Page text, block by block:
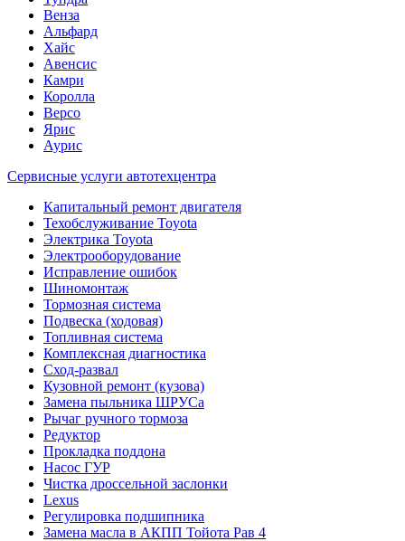
Венза
Альфард
Хайс
Авенсис
Камри
Королла
Версо
Ярис
Аурис
Сервисные услуги автотехцентра
Капитальный ремонт двигателя
Техобслуживание Toyota
Электрика Toyota
Электрооборудование
Исправление ошибок
Шиномонтаж
Тормозная система
Подвеска (ходовая)
Топливная система
Комплексная диагностика
Сход-развал
Кузовной ремонт (кузова)
Замена пыльника ШРУСа
Рычаг ручного тормоза
Редуктор
Прокладка поддона
Насос ГУР
Чистка дроссельной заслонки
Lexus
Регулировка подшипника
Замена масла в АКПП Тойота Рав 4